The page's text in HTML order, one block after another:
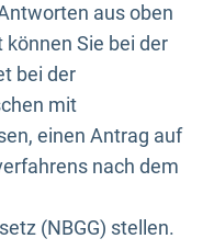
aus oben
Sie bei der
bei der
mit
einen Antrag auf
nach dem
(NBGG) stellen.